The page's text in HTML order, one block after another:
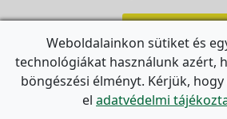
For the English Newsletter, click
Weboldalainkon sütiket és
technológiákat használunk azért,
böngészési élményt. Kérjük,
el adatvédelmi